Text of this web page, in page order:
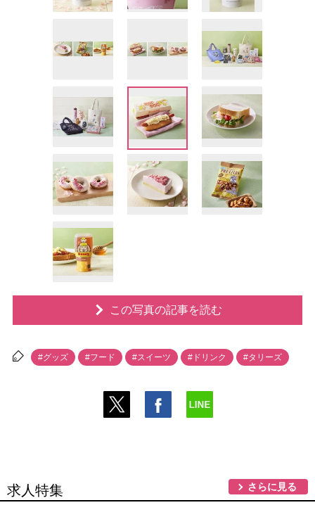
この写真の記事を読む
#グッズ #フード #スイーツ #ドリンク #タリーズ
求人特集 さらに見る